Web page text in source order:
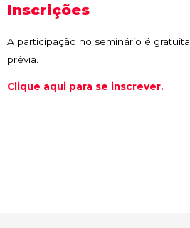
Inscrições
A participação no seminário é
prévia.
Clique aqui para se inscrever.